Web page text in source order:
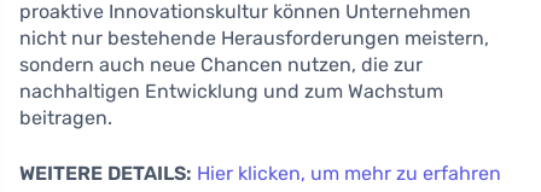
proaktive Innovationskultur können Unternehmen
nicht nur bestehende Herausforderungen meistern,
sondern auch neue Chancen nutzen, die zur
nachhaltigen Entwicklung und zum Wachstum
beitragen.
WEITERE DETAILS: Hier klicken, um mehr zu erfahren